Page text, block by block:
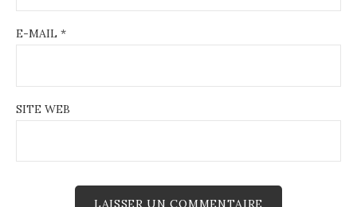
E-MAIL *
SITE WEB